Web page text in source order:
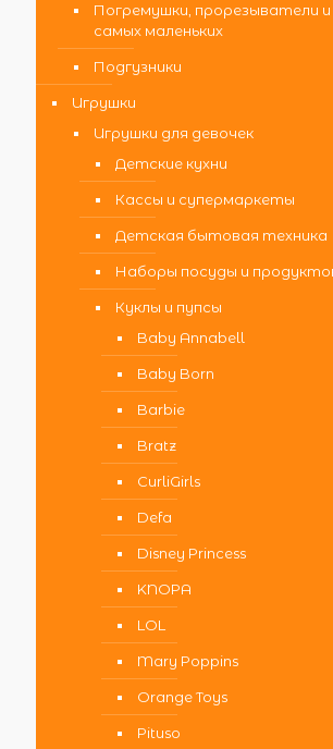
Погремушки, прорезыватели и
самых маленьких
Подгузники
Игрушки
Игрушки для девочек
Детские кухни
Кассы и супермаркеты
Детская бытовая техника
Наборы посуды и
Куклы и пупсы
Baby Annabell
Baby Born
Barbie
Bratz
CurliGirls
Defa
Disney Princess
KNOPA
LOL
Mary Poppins
Orange Toys
Pituso